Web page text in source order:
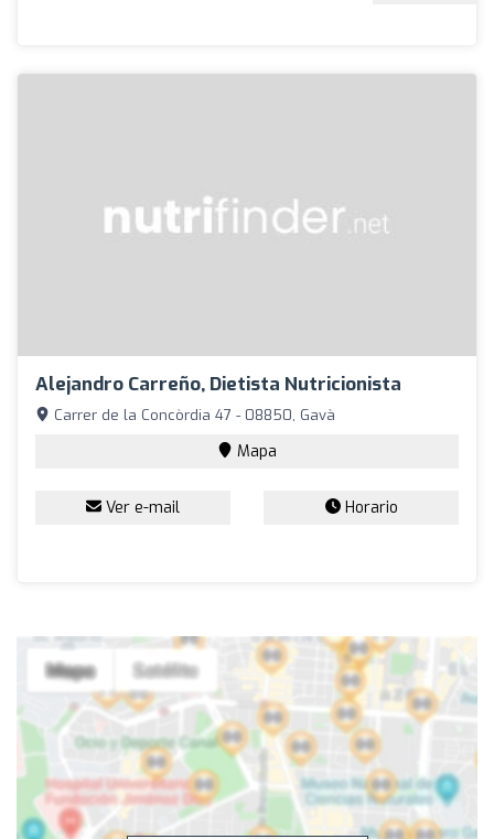
Alejandro Carreño, Dietista Nutricionista
Carrer de la Concòrdia 47 - 08850, Gavà
Mapa
Ver e-mail Horario